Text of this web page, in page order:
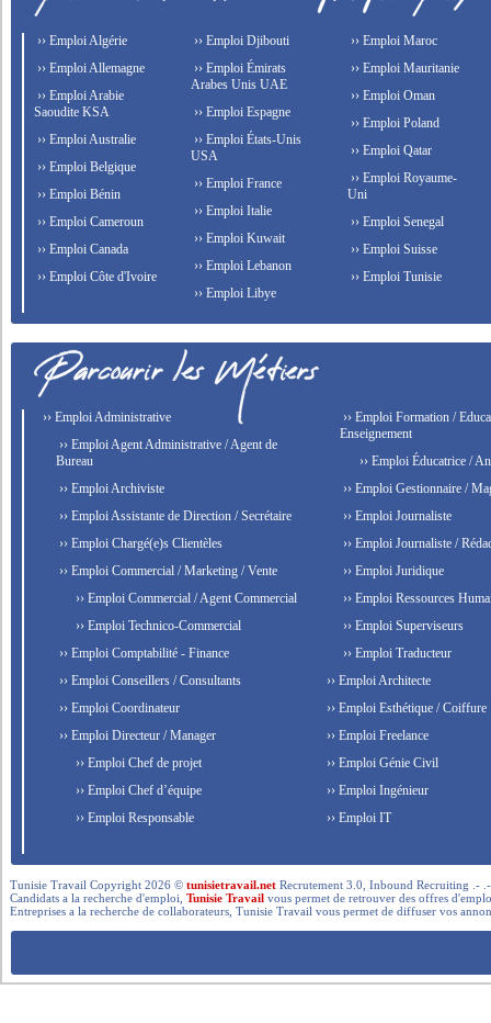
›› Emploi Algérie
›› Emploi Allemagne
›› Emploi Arabie
Saoudite KSA
›› Emploi Australie
›› Emploi Belgique
›› Emploi Bénin
›› Emploi Cameroun
›› Emploi Canada
›› Emploi Côte d'Ivoire
›› Emploi Djibouti
›› Emploi Émirats
Arabes Unis UAE
›› Emploi Espagne
›› Emploi États-Unis
USA
›› Emploi France
›› Emploi Italie
›› Emploi Kuwait
›› Emploi Lebanon
›› Emploi Libye
›› Emploi Maroc
›› Emploi Mauritanie
›› Emploi Oman
›› Emploi Poland
›› Emploi Qatar
›› Emploi Royaume-
Uni
›› Emploi Senegal
›› Emploi Suisse
›› Emploi Tunisie
›› Emploi Administrative
›› Emploi Agent Administrative / Agent de
Bureau
›› Emploi Archiviste
›› Emploi Assistante de Direction / Secrétaire
›› Emploi Chargé(e)s Clientèles
›› Emploi Commercial / Marketing / Vente
›› Emploi Commercial / Agent Commercial
›› Emploi Technico-Commercial
›› Emploi Comptabilité - Finance
›› Emploi Conseillers / Consultants
›› Emploi Coordinateur
›› Emploi Directeur / Manager
›› Emploi Chef de projet
›› Emploi Chef d’équipe
›› Emploi Responsable
›› Emploi Formation /
Enseignement
›› Emploi Éducatrice /
›› Emploi Gestionnaire /
›› Emploi Journaliste
›› Emploi Journaliste /
›› Emploi Juridique
›› Emploi Ressources
›› Emploi Superviseurs
›› Emploi Traducteur
›› Emploi Architecte
›› Emploi Esthétique / Coiffure
›› Emploi Freelance
›› Emploi Génie Civil
›› Emploi Ingénieur
›› Emploi IT
Tunisie Travail Copyright 2026 ©tunisietravail.net Recrutement 3.0, Inbound Recruiting .-
Candidats a la recherche d'emploi,Tunisie Travail vous permet de retrouver des offres
Entreprises a la recherche de collaborateurs, Tunisie Travail vous permet de diffuser vos